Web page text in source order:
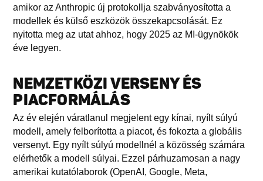
amikor az Anthropic új protokollja szabványosította a
modellek és külső eszközök összekapcsolását. Ez
nyitotta meg az utat ahhoz, hogy 2025 az MI-ügynökök
éve legyen.
NEMZETKÖZI VERSENY ÉS
PIACFORMÁLÁS
Az év elején váratlanul megjelent egy kínai, nyílt súlyú
modell, amely felborította a piacot, és fokozta a globális
versenyt. Egy nyílt súlyú modellnél a közösség számára
elérhetők a modell súlyai. Ezzel párhuzamosan a nagy
amerikai kutatólaborok (OpenAI, Google, Meta,